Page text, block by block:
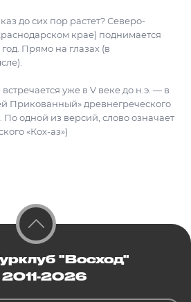
до сих пор растет? Северо-
крае) поднимается
Прямо на глазах (в
уже в V веке до н.э. — в
Прикованный» древнегреческого
По одной из версий, слово означает
«Кох-аз»)
"Восход"
2026